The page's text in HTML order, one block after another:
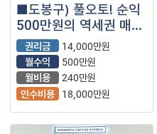
■도봉구) 풀오토! 순익
500만원의 역세권 매장
빽다방을 소개합니다.■
권리금
14,000만원
월수익
500만원
월비용
240만원
인수비용
18,000만원